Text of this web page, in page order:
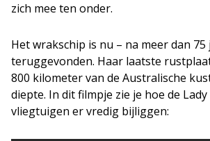
zich mee ten onder.
Het wrakschip is nu – na meer dan
teruggevonden. Haar laatste
800 kilometer van de Australische
diepte. In dit filmpje zie je hoe de
vliegtuigen er vredig bijliggen: